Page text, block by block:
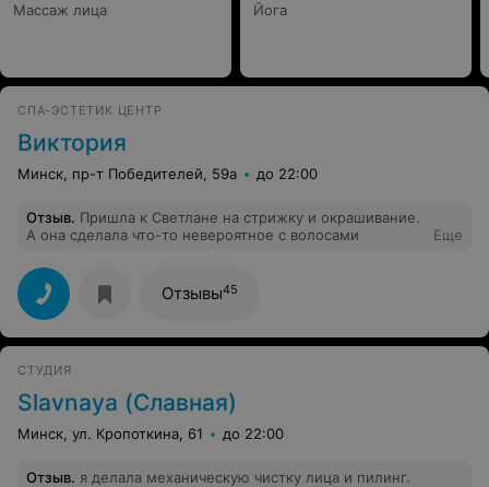
Массаж лица Йога
СПА-ЭСТЕТИК ЦЕНТР
Виктория
Минск, пр-т Победителей, 59а до 22:00
Отзыв. Пришла к Светлане на стрижку и окрашивание.
А она сделала что-то невероятное с волосами
Еще
Отзывы45
СТУДИЯ
Slavnaya (Славная)
Минск, ул. Кропоткина, 61 до 22:00
Отзыв. я делала механическую чистку лица и пилинг.